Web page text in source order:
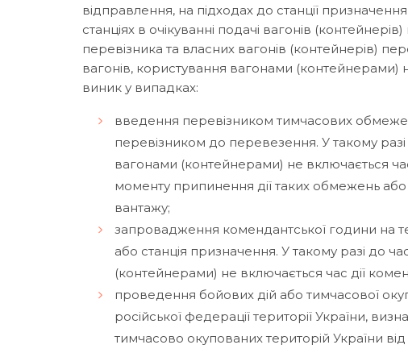
відправлення, на підходах до станції
станціях в очікуванні подачі вагонів
перевізника та власних вагонів (контейнерів)
вагонів, користування вагонами (контейнерами)
виник у випадках:
введення перевізником тимчасових
перевізником до перевезення. У такому
вагонами (контейнерами) не включається
моменту припинення дії таких обмежень
вантажу;
запровадження комендантської години на
або станція призначення. У такому разі до
(контейнерами) не включається час дії
проведення бойових дій або тимчасової
російської федерації території України,
тимчасово окупованих територій України